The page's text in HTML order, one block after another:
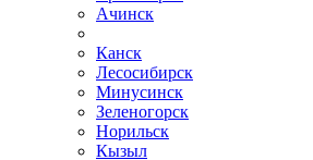
Ачинск
Канск
Лесосибирск
Минусинск
Зеленогорск
Норильск
Кызыл